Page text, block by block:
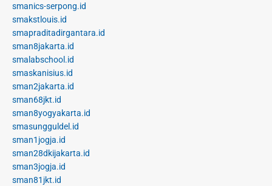
smanics-serpong.id
smakstlouis.id
smapraditadirgantara.id
sman8jakarta.id
smalabschool.id
smaskanisius.id
sman2jakarta.id
sman68jkt.id
sman8yogyakarta.id
smasungguldel.id
sman1jogja.id
sman28dkijakarta.id
sman3jogja.id
sman81jkt.id